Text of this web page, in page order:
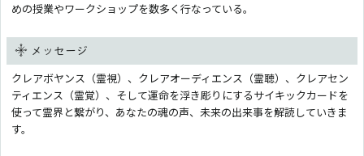
めの授業やワークショップを数多く行なっている。
メッセージ
クレアボヤンス（霊視）、クレアオーディエンス（霊聴）、クレアセン
ティエンス（霊覚）、そして運命を浮き彫りにするサイキックカードを
使って霊界と繋がり、あなたの魂の声、未来の出来事を解読していきま
す。